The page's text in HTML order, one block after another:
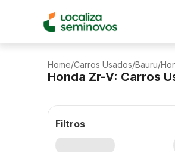
Home/Carros Usados/Bauru/
Honda Zr-V: Carros
Filtros